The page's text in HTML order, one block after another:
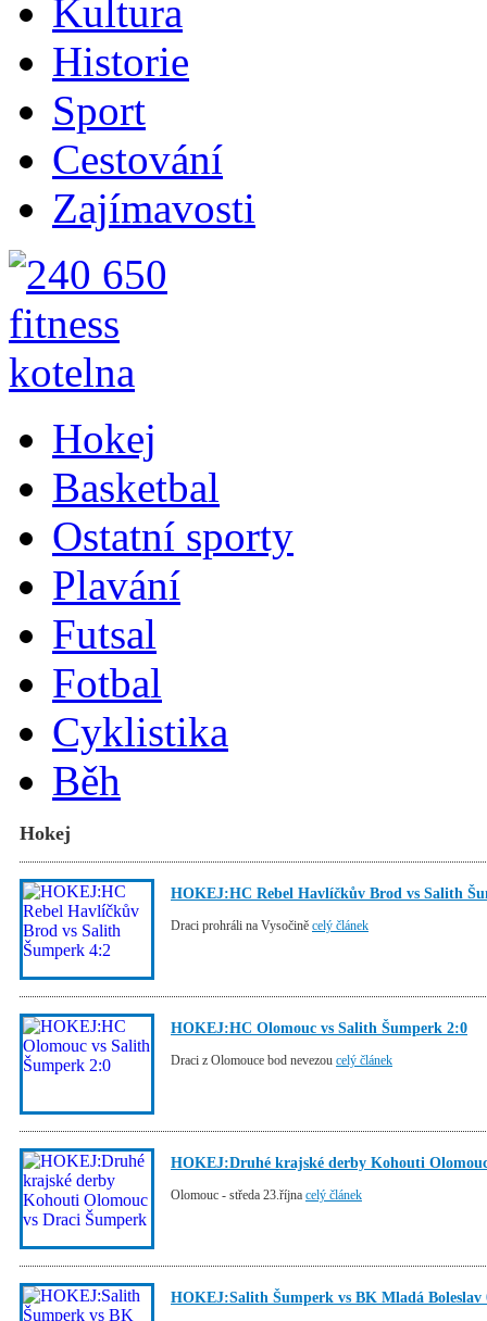
Kultura
Historie
Sport
Cestování
Zajímavosti
Hokej
Basketbal
Ostatní sporty
Plavání
Futsal
Fotbal
Cyklistika
Běh
Hokej
HOKEJ:HC Rebel Havlíčkův Brod vs Salith
Draci prohráli na Vysočině celý článek
HOKEJ:HC Olomouc vs Salith Šumperk 2:0
Draci z Olomouce bod nevezou celý článek
HOKEJ:Druhé krajské derby Kohouti
Olomouc - středa 23.října celý článek
HOKEJ:Salith Šumperk vs BK Mladá Boleslav